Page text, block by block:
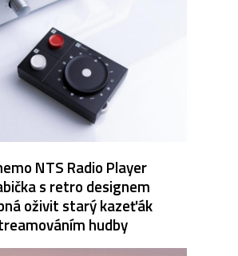
NTS Radio Player
s retro designem
oživit starý kazeťák
hudby